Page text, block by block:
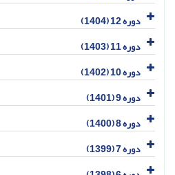
دوره 12 (1404)
دوره 11 (1403)
دوره 10 (1402)
دوره 9 (1401)
دوره 8 (1400)
دوره 7 (1399)